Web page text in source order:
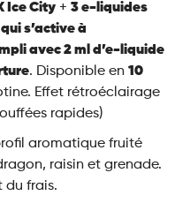
Ice City+ 3 e-liquides
s’active à
avec 2 ml d’e-liquide
. Disponible en 10
Effet rétroéclairage
rapides)
aromatique fruité
raisin et grenade.
du frais.